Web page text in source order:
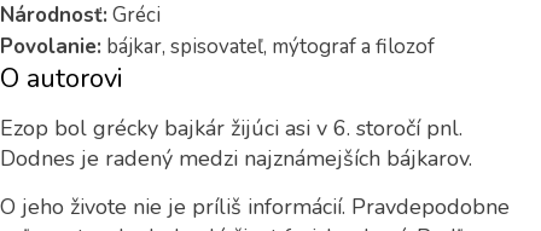
Národnosť: Gréci
Povolanie: bájkar, spisovateľ, mýtograf a filozof
O autorovi
Ezop bol grécky bajkár žijúci asi v 6. storočí pnl.
Dodnes je radený medzi najznámejších bájkarov.
O jeho živote nie je príliš informácií. Pravdepodobne